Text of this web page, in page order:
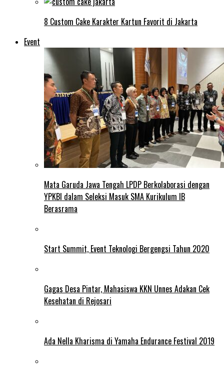
8 Custom Cake Karakter Kartun Favorit di Jakarta
Event
Mata Garuda Jawa Tengah LPDP Berkolaborasi dengan
YPKBI dalam Seleksi Masuk SMA Kurikulum IB
Berasrama
Start Summit, Event Teknologi Bergengsi Tahun 2020
Gagas Desa Pintar, Mahasiswa KKN Unnes Adakan Cek
Kesehatan di Rejosari
Ada Nella Kharisma di Yamaha Endurance Festival 2019